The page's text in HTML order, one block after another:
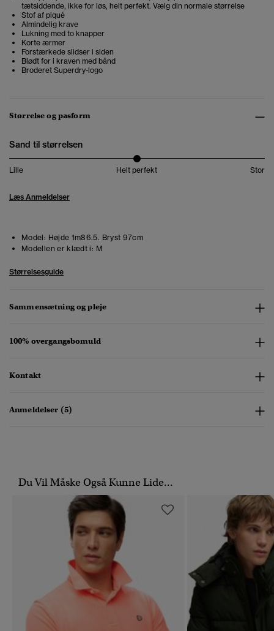
tætsiddende, ikke for løs, helt perfekt. Vælg din normale størrelse
Stof af piqué
Almindelig krave
Lukning med to knapper
Korte ærmer
Forstærkede slidser i siden
Blødt for i kraven med bånd
Broderet Superdry-logo
Størrelse og pasform
Sand til størrelsen
Lille Helt perfekt Stor
Læs Anmeldelser
Model: Højde 1m86.5. Bryst 97cm
Modellen er klædt i: M
Størrelsesguide
Sammensætning og pleje
100% overgangsbomuld
Kontakt
Anmeldelser (5)
Du Vil Måske Også Kunne Lide...